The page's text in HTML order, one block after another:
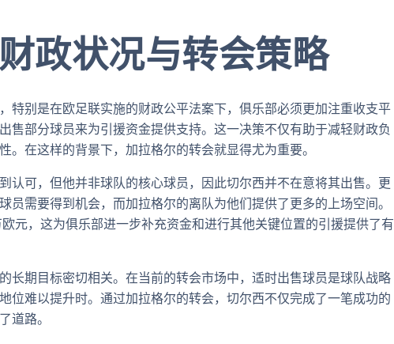
政状况与转会策略
特别是在欧足联实施的财政公平法案下，俱乐部必须更加注重收支平
售部分球员来为引援资金提供支持。这一决策不仅有助于减轻财政负
。在这样的背景下，加拉格尔的转会就显得尤为重要。
认可，但他并非球队的核心球员，因此切尔西并不在意将其出售。更
员需要得到机会，而加拉格尔的离队为他们提供了更多的上场空间。
元，这为俱乐部进一步补充资金和进行其他关键位置的引援提供了有
长期目标密切相关。在当前的转会市场中，适时出售球员是球队战略
位难以提升时。通过加拉格尔的转会，切尔西不仅完成了一笔成功的
道路。